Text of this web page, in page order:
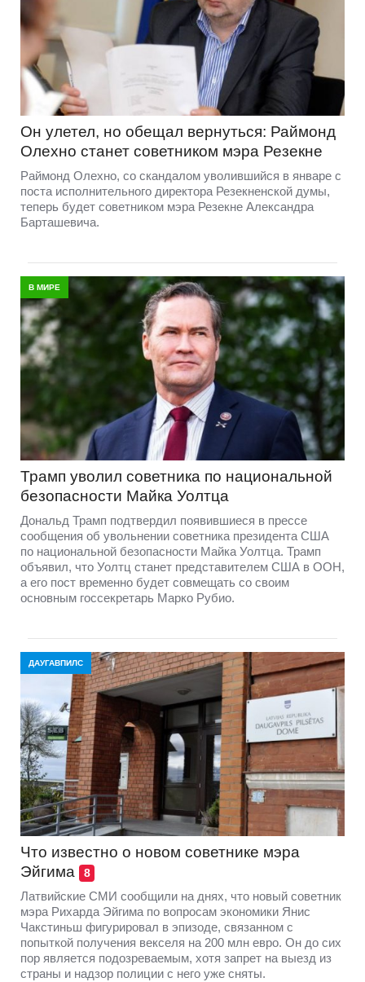
Он улетел, но обещал вернуться: Раймонд
Олехно станет советником мэра Резекне
Раймонд Олехно, со скандалом уволившийся в январе с
поста исполнительного директора Резекненской думы,
теперь будет советником мэра Резекне Александра
Барташевича.
В МИРЕ
Трамп уволил советника по национальной
безопасности Майка Уолтца
Дональд Трамп подтвердил появившиеся в прессе
сообщения об увольнении советника президента США
по национальной безопасности Майка Уолтца. Трамп
объявил, что Уолтц станет представителем США в ООН,
а его пост временно будет совмещать со своим
основным госсекретарь Марко Рубио.
ДАУГАВПИЛС
Что известно о новом советнике мэра
Эйгима
8
Латвийские СМИ сообщили на днях, что новый советник
мэра Рихарда Эйгима по вопросам экономики Янис
Чакстиньш фигурировал в эпизоде, связанном с
попыткой получения векселя на 200 млн евро. Он до сих
пор является подозреваемым, хотя запрет на выезд из
страны и надзор полиции с него уже сняты.